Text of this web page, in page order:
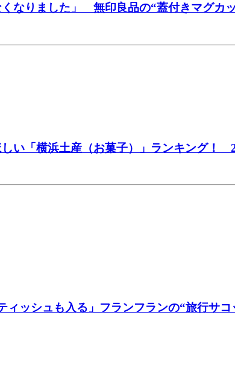
くなりました」 無印良品の“蓋付きマグ
しい「横浜土産（お菓子）」ランキング！
ィッシュも入る」フランフランの“旅行